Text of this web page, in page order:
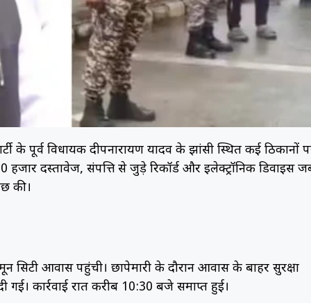
के पूर्व विधायक दीपनारायण यादव के झांसी स्थित कई ठिकानों
दस्तावेज, संपत्ति से जुड़े रिकॉर्ड और इलेक्ट्रॉनिक डिवाइस
की।
आवास पहुंची। छापेमारी के दौरान आवास के बाहर सुरक्षा
कार्रवाई रात करीब 10:30 बजे समाप्त हुई।